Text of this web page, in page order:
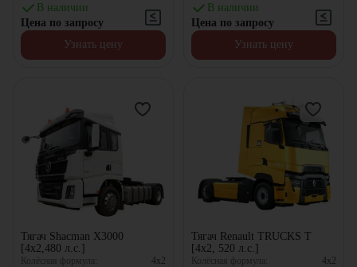
В наличии
Цена по запросу
Узнать цену
В наличии
Цена по запросу
Узнать цену
Тягач Shacman X3000
[4x2,480 л.с.]
Колёсная формула:
4x2
Тягач Renault TRUCKS T
[4x2, 520 л.с.]
Колёсная формула:
4x2